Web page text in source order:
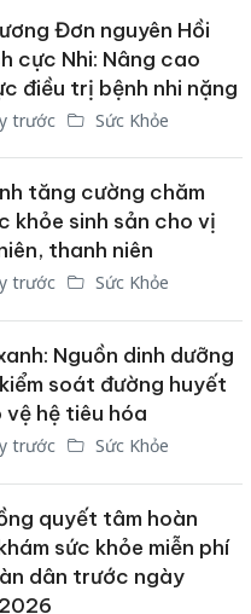
Đơn nguyên Hồi
cực Nhi: Nâng cao
điều trị bệnh nhi nặng
trước Sức Khỏe
tăng cường chăm
khỏe sinh sản cho vị
thanh niên
trước Sức Khỏe
Nguồn dinh dưỡng
soát đường huyết
hệ tiêu hóa
trước Sức Khỏe
quyết tâm hoàn
sức khỏe miễn phí
dân trước ngày